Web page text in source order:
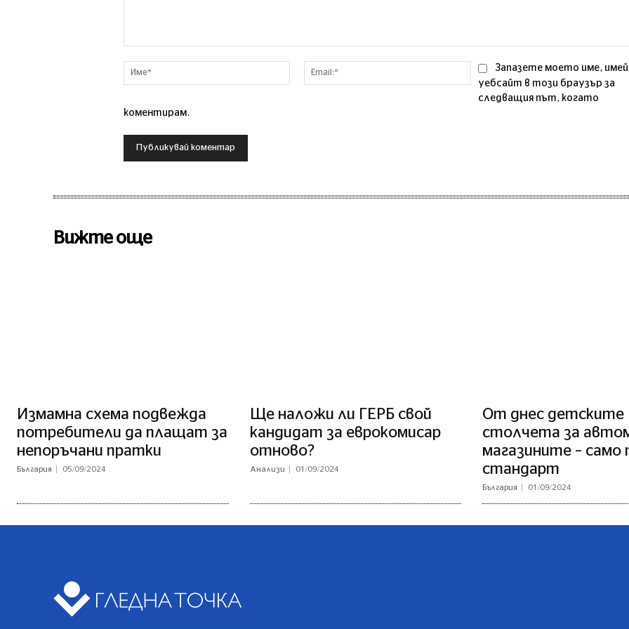
Име*
Email:*Запазете моето име,
уебсайт в този браузър за
следващия път, когато
коментирам.
Вижте още
Измамна схема подвежда
потребители да плащат за
непоръчани пратки
България 05/09/2024
Ще наложи ли ГЕРБ свой
кандидат за еврокомисар
отново?
Анализи 01/09/2024
От днес детските
столчета за
магазините – само
стандарт
България 01/09/2024